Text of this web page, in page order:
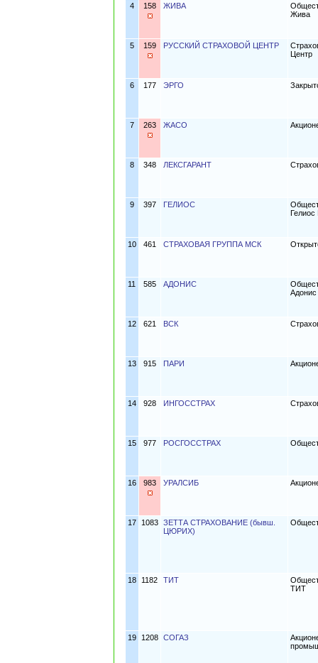
4
158 ЖИВА
Жива
5 159 РУССКИЙ СТРАХОВОЙ ЦЕНТР
Центр
6 177 ЭРГО
7 263 ЖАСО
8 348 ЛЕКСГАРАНТ
9 397 ГЕЛИОС
Гелиос
10 461 СТРАХОВАЯ ГРУППА МСК
11 585 АДОНИС
Адонис
12 621 ВСК
13 915 ПАРИ
14 928 ИНГОССТРАХ
15 977 РОСГОССТРАХ
16 983 УРАЛСИБ
17 1083 ЗЕТТА СТРАХОВАНИЕ (бывш.
ЦЮРИХ)
18 1182 ТИТ
ТИТ
19 1208 СОГАЗ